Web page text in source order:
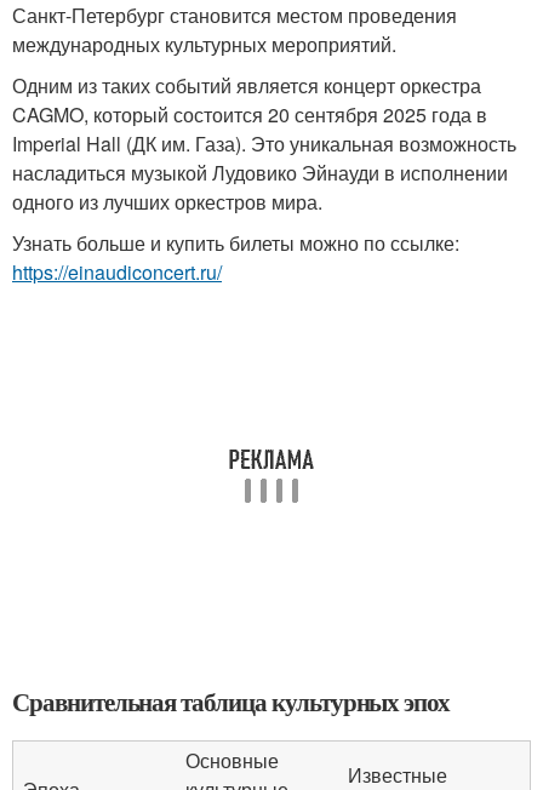
Санкт-Петербург становится местом проведения
международных культурных мероприятий.
Одним из таких событий является концерт оркестра
CAGMO, который состоится 20 сентября 2025 года в
Imperial Hall (ДК им. Газа). Это уникальная возможность
насладиться музыкой Лудовико Эйнауди в исполнении
одного из лучших оркестров мира.
Узнать больше и купить билеты можно по ссылке:
https://einaudiconcert.ru/
Сравнительная таблица культурных эпох
Основные
Известные